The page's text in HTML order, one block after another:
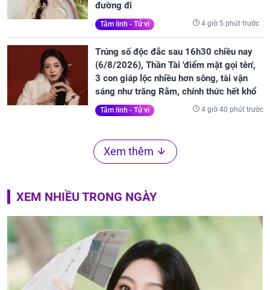
đường đi
Tâm linh - Tử vi 4 giờ 5 phút trước
Trúng số độc đắc sau 16h30 chiều nay
(6/8/2026), Thần Tài 'điểm mặt gọi tên',
3 con giáp lộc nhiều hơn sông, tài vận
sáng như trăng Rằm, chính thức hết khổ
Tâm linh - Tử vi 4 giờ 40 phút trước
Xem thêm
XEM NHIỀU TRONG NGÀY